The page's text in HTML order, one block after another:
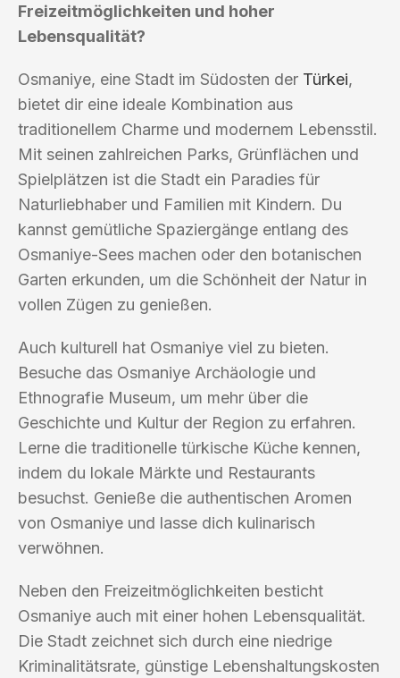
Freizeitmöglichkeiten und hoher
Lebensqualität?
Osmaniye, eine Stadt im Südosten der Türkei,
bietet dir eine ideale Kombination aus
traditionellem Charme und modernem Lebensstil.
Mit seinen zahlreichen Parks, Grünflächen und
Spielplätzen ist die Stadt ein Paradies für
Naturliebhaber und Familien mit Kindern. Du
kannst gemütliche Spaziergänge entlang des
Osmaniye-Sees machen oder den botanischen
Garten erkunden, um die Schönheit der Natur in
vollen Zügen zu genießen.
Auch kulturell hat Osmaniye viel zu bieten.
Besuche das Osmaniye Archäologie und
Ethnografie Museum, um mehr über die
Geschichte und Kultur der Region zu erfahren.
Lerne die traditionelle türkische Küche kennen,
indem du lokale Märkte und Restaurants
besuchst. Genieße die authentischen Aromen
von Osmaniye und lasse dich kulinarisch
verwöhnen.
Neben den Freizeitmöglichkeiten besticht
Osmaniye auch mit einer hohen Lebensqualität.
Die Stadt zeichnet sich durch eine niedrige
Kriminalitätsrate, günstige Lebenshaltungskosten